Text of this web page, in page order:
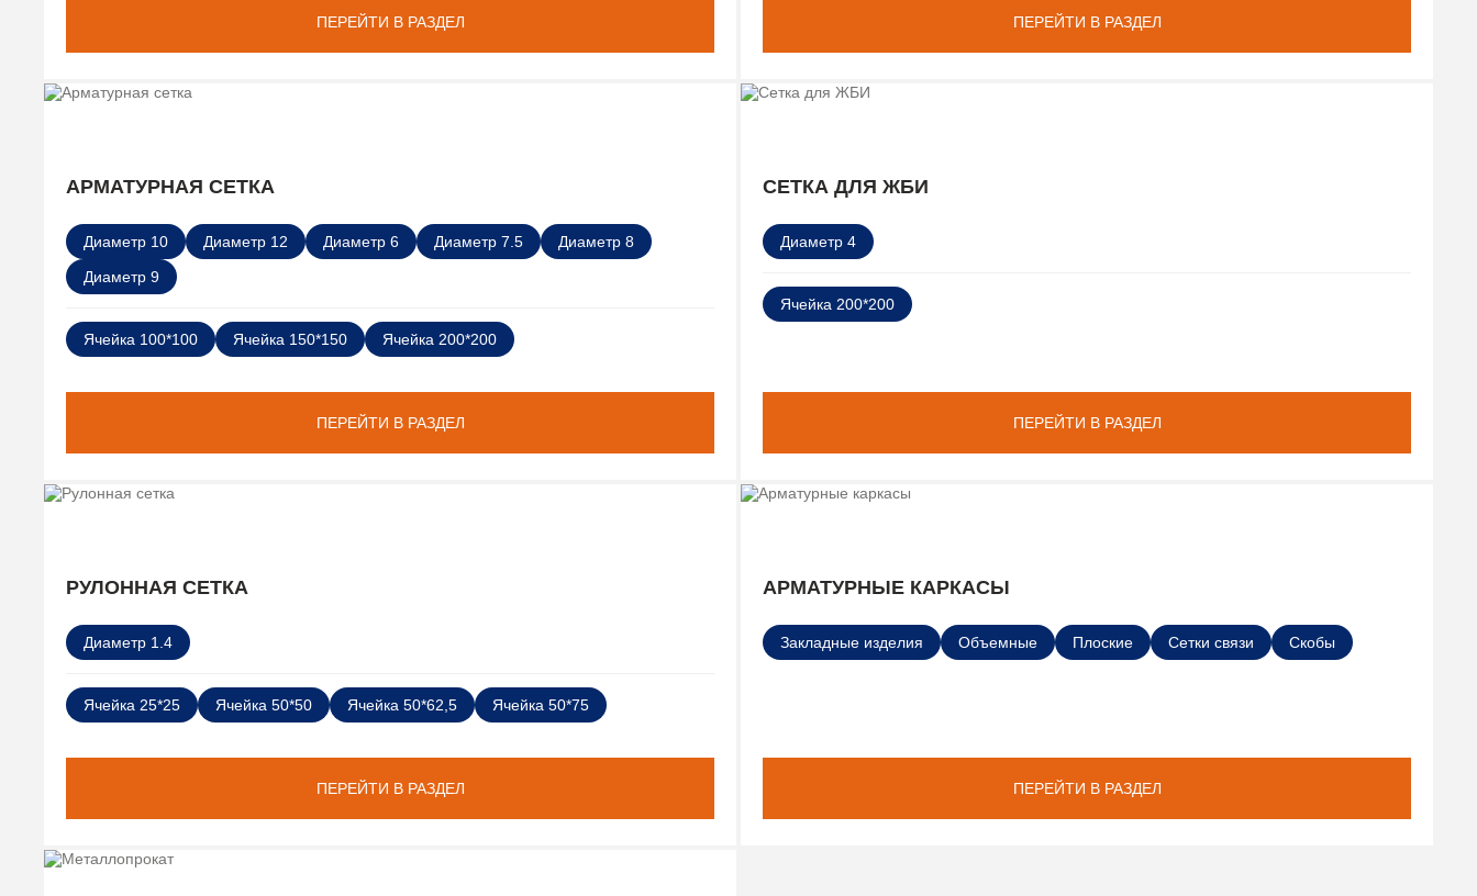
ПЕРЕЙТИ В РАЗДЕЛ ПЕРЕЙТИ В РАЗДЕЛ
АРМАТУРНАЯ СЕТКА
ПЕРЕЙТИ В РАЗДЕЛ
Диаметр 10 Диаметр 12 Диаметр 6 Диаметр 7.5
Диаметр 8
Диаметр 9
Ячейка 100*100 Ячейка 150*150 Ячейка 200*200
СЕТКА ДЛЯ ЖБИ
ПЕРЕЙТИ В РАЗДЕЛ
Диаметр 4
Ячейка 200*200
РУЛОННАЯ СЕТКА
ПЕРЕЙТИ В РАЗДЕЛ
Диаметр 1.4
Ячейка 25*25 Ячейка 50*50 Ячейка 50*62,5 Ячейка 50*75
АРМАТУРНЫЕ КАРКАСЫ
ПЕРЕЙТИ В РАЗДЕЛ
Закладные изделия Объемные Плоские Сетки связи Скобы